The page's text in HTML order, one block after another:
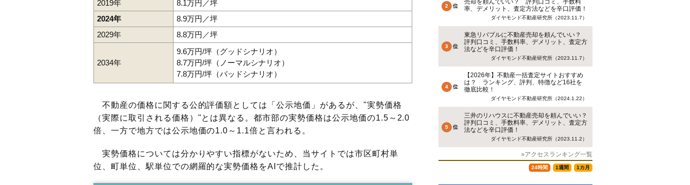
2019年
8.1万円／坪
2024年
8.9万円／坪
2029年
8.8万円／坪
2034年
9.6万円/坪（グッドシナリオ）
8.7万円/坪（ノーマルシナリオ）
7.8万円/坪（バッドシナリオ）
不動産の価格に関する公的評価額としては「公示地価」があるが、"実勢価格
（実際に取引される価格）"とは異なる。都市部の実勢価格は公示地価の1.5～2.0
倍、一方で地方では公示地価の1.0～1.1倍と言われる。
実勢価格については分かりやすい指標がないため、当サイトでは市区町村単
位、町単位、駅単位での網羅的な実勢価格をAIで推計した。
売却を頼んでいい？ 評判口コミ、手数料
率、デメリット、査定方法などを辛口評価！
ダイヤモンド不動産研究所（2023.11.7）
東急リバブルに不動産売却を頼んでいい？
評判口コミ、手数料率、デメリット、査定方
法などを辛口評価！
ダイヤモンド不動産研究所（2023.11.7）
【2026年】不動産一括査定サイトおすすめ
は？ ランキング、評判、特徴など16社を
徹底比較！
ダイヤモンド不動産研究所（2024.1.22）
三井のリハウスに不動産売却を頼んでいい？
評判口コミ、手数料率、デメリット、査定方
法などを辛口評価！
ダイヤモンド不動産研究所（2023.11.2）
»アクセスランキング一覧
24時間 1週間 1カ月